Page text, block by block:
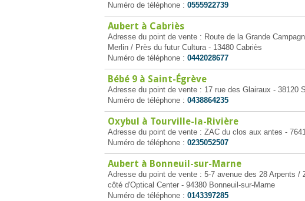
Numéro de téléphone : 0555922739
Aubert à Cabriès
Adresse du point de vente : Route de la Grande
Merlin / Près du futur Cultura - 13480 Cabriès
Numéro de téléphone : 0442028677
Bébé 9 à Saint-Égrève
Adresse du point de vente : 17 rue des Glairaux - 38120
Numéro de téléphone : 0438864235
Oxybul à Tourville-la-Rivière
Adresse du point de vente : ZAC du clos aux antes -
Numéro de téléphone : 0235052507
Aubert à Bonneuil-sur-Marne
Adresse du point de vente : 5-7 avenue des 28 Arpents /
côté d'Optical Center - 94380 Bonneuil-sur-Marne
Numéro de téléphone : 0143397285